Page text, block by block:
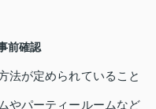
前確認
法が定められていること
やパーティールームなど